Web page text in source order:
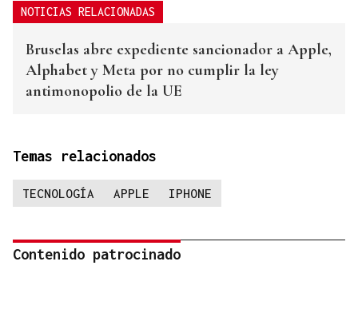
NOTICIAS RELACIONADAS
Bruselas abre expediente sancionador a Apple,
Alphabet y Meta por no cumplir la ley
antimonopolio de la UE
Temas relacionados
TECNOLOGÍA APPLE IPHONE
Contenido patrocinado